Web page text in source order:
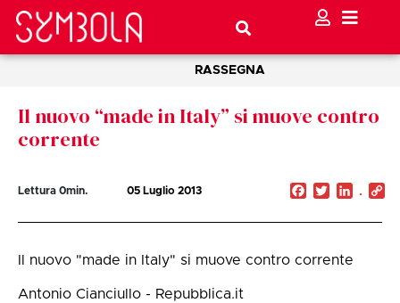
RASSEGNA
Il nuovo “made in Italy” si muove contro
corrente
Lettura 0min. 05 Luglio 2013 Facebook
Twitter
Il nuovo "made in Italy" si muove contro corrente
Antonio Cianciullo - Repubblica.it